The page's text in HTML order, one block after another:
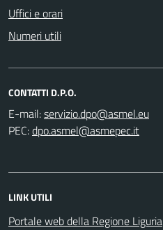
Uffici e orari
Numeri utili
CONTATTI D.P.O.
E-mail:
PEC:
LINK UTILI
Portale web della Regione Liguria